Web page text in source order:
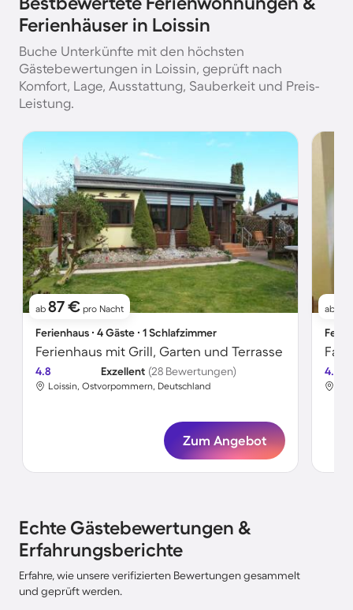
Ferienhäuser in Loissin
Buche Unterkünfte mit den höchsten
Gästebewertungen in Loissin, geprüft nach
Komfort, Lage, Ausstattung, Sauberkeit und Preis-
Leistung.
ab 87 € pro Nacht
Ferienhaus ∙ 4 Gäste ∙ 1 Schlafzimmer
Ferienhaus mit Grill, Garten und Terrasse
4.8 Exzellent (28 Bewertungen)
Loissin, Ostvorpommern, Deutschland
Zum Angebot
ab
4.8
Echte Gästebewertungen &
Erfahrungsberichte
Erfahre, wie unsere verifizierten Bewertungen gesammelt
und geprüft werden.